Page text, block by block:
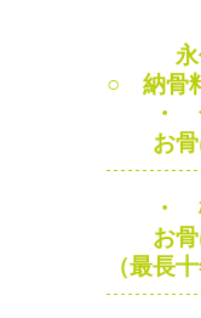
永代
○ 納骨
・
お骨は
・ 棚
お骨は
（最長